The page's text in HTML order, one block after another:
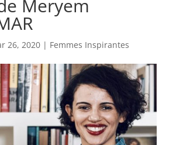
Meryem
26, 2020| Femmes Inspirantes